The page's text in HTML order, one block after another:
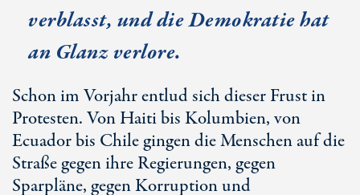
verblasst, und die Demokratie hat
an Glanz verlore.
Schon im Vorjahr entlud sich dieser Frust in
Protesten. Von Haiti bis Kolumbien, von
Ecuador bis Chile gingen die Menschen auf die
Straße gegen ihre Regierungen, gegen
Sparpläne, gegen Korruption und